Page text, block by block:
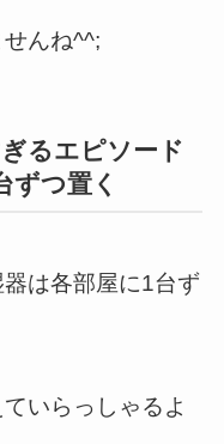
んね^^;
るエピソード
ずつ置く
は各部屋に1台ず
いらっしゃるよ